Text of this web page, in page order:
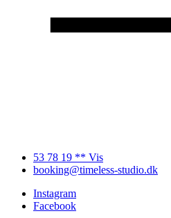
53 78 19 ** Vis
booking@timeless-studio.dk
Instagram
Facebook